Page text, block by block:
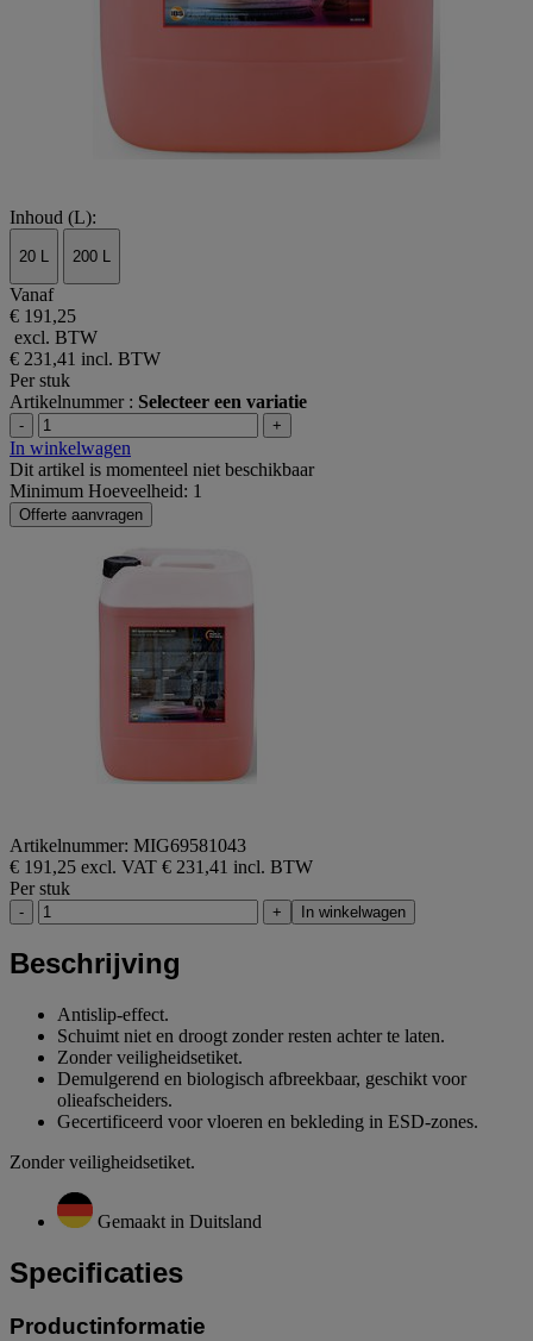
Inhoud (L):
20 L 200 L
Vanaf
€ 191,25
excl. BTW
€ 231,41 incl. BTW
Per stuk
Artikelnummer : Selecteer een variatie
- +
In winkelwagen
Dit artikel is momenteel niet beschikbaar
Minimum Hoeveelheid: 1
Offerte aanvragen
Artikelnummer: MIG69581043
€ 191,25 excl. VAT € 231,41 incl. BTW
Per stuk
- + In winkelwagen
Beschrijving
Antislip-effect.
Schuimt niet en droogt zonder resten achter te laten.
Zonder veiligheidsetiket.
Demulgerend en biologisch afbreekbaar, geschikt voor
olieafscheiders.
Gecertificeerd voor vloeren en bekleding in ESD-zones.
Zonder veiligheidsetiket.
Gemaakt in Duitsland
Specificaties
Productinformatie